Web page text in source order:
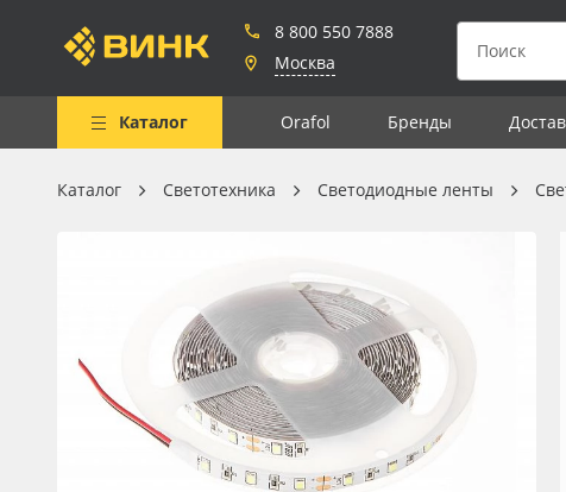
8 800 550 7888
Москва
Каталог Orafol Бренды
Весь каталог
Самоклеящиеся плёнки
Листовые материалы
Чернила
Клей, скотчи и крепёж
Мобильные конструкции и
Каталог Светотехника Светодиодные ленты